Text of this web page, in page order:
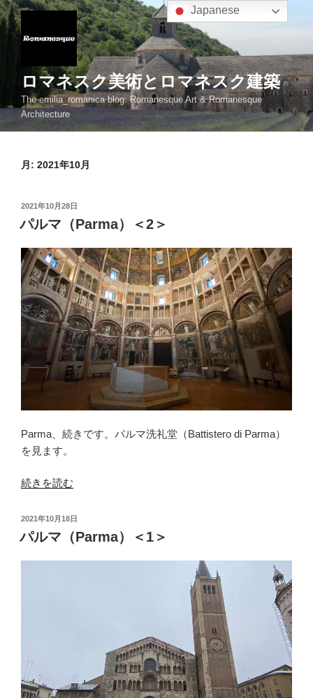
コ
ン
ス
キ
ロマネスク美術とロマネスク建築
The emilia_romanica blog: Romanesque Art & Romanesque
Architecture
月: 2021年10月
投
日:
2021年10月28日
パルマ（Parma）＜2＞
Parma、続きです。パルマ洗礼堂（Battistero di Parma）
を見ます。
“パ
マ
（Parma）
続きを読む
投
日:
2021年10月18日
パルマ（Parma）＜1＞
Japanese